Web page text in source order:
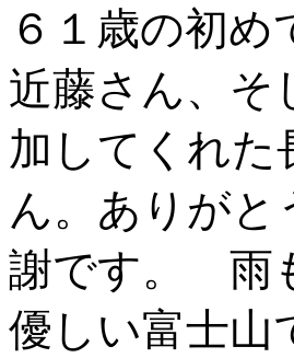
６１歳の初
近藤さん、
加してくれた
ん。ありが
謝です。 雨
優しい富士山